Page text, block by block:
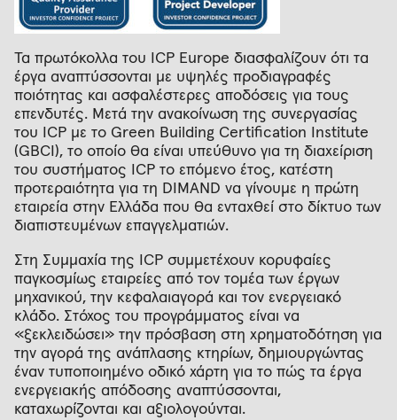
Τα πρωτόκολλα του ICP Europe διασφαλίζουν ότι τα
έργα αναπτύσσονται με υψηλές προδιαγραφές
ποιότητας και ασφαλέστερες αποδόσεις για τους
επενδυτές. Μετά την ανακοίνωση της συνεργασίας
του ICP με το Green Building Certification Institute
(GBCI), το οποίο θα είναι υπεύθυνο για τη διαχείριση
του συστήματος ICP το επόμενο έτος, κατέστη
προτεραιότητα για τη DIMAND να γίνουμε η πρώτη
εταιρεία στην Ελλάδα που θα ενταχθεί στο δίκτυο των
διαπιστευμένων επαγγελματιών.
Στη Συμμαχία της ICP συμμετέχουν κορυφαίες
παγκοσμίως εταιρείες από τον τομέα των έργων
μηχανικού, την κεφαλαιαγορά και τον ενεργειακό
κλάδο. Στόχος του προγράμματος είναι να
«ξεκλειδώσει» την πρόσβαση στη χρηματοδότηση για
την αγορά της ανάπλασης κτηρίων, δημιουργώντας
έναν τυποποιημένο οδικό χάρτη για το πώς τα έργα
ενεργειακής απόδοσης αναπτύσσονται,
καταχωρίζονται και αξιολογούνται.